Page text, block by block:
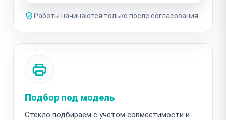
Работы начинаются только после согласования.
Подбор под модель
Стекло подбираем с учётом совместимости и